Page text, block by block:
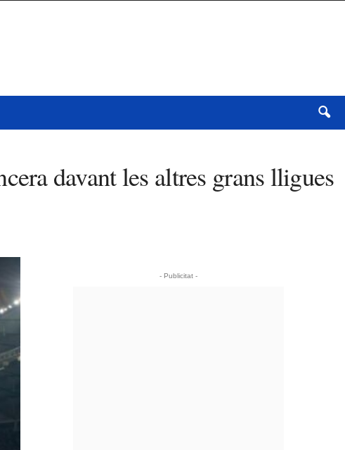
davant les altres grans lligues
- Publicitat -